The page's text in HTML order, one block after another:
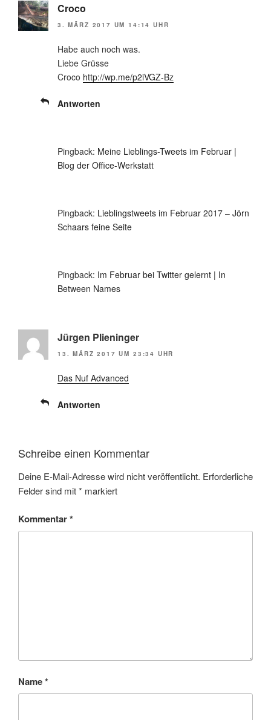
Croco
3. MÄRZ 2017 UM 14:14 UHR
Habe auch noch was.
Liebe Grüsse
Croco http://wp.me/p2iVGZ-Bz
Antworten
Pingback: Meine Lieblings-Tweets im Februar |
Blog der Office-Werkstatt
Pingback: Lieblingstweets im Februar 2017 – Jörn
Schaars feine Seite
Pingback: Im Februar bei Twitter gelernt | In
Between Names
Jürgen Plieninger
13. MÄRZ 2017 UM 23:34 UHR
Das Nuf Advanced
Antworten
Schreibe einen Kommentar
Deine E-Mail-Adresse wird nicht veröffentlicht. Erforderliche
Felder sind mit* markiert
Kommentar*
Name*